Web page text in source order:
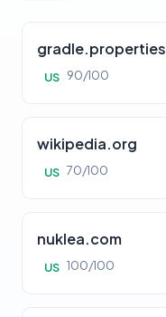
gradle.properties
US 90/100
wikipedia.org
US 70/100
nuklea.com
US 100/100